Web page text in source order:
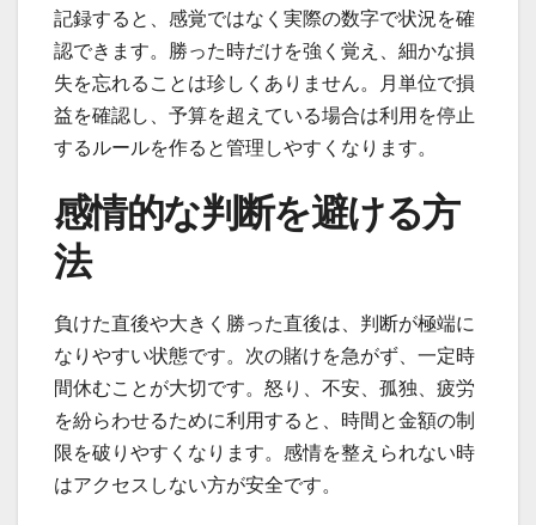
記録すると、感覚ではなく実際の数字で状況を確
認できます。勝った時だけを強く覚え、細かな損
失を忘れることは珍しくありません。月単位で損
益を確認し、予算を超えている場合は利用を停止
するルールを作ると管理しやすくなります。
感情的な判断を避ける方
法
負けた直後や大きく勝った直後は、判断が極端に
なりやすい状態です。次の賭けを急がず、一定時
間休むことが大切です。怒り、不安、孤独、疲労
を紛らわせるために利用すると、時間と金額の制
限を破りやすくなります。感情を整えられない時
はアクセスしない方が安全です。